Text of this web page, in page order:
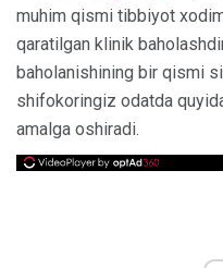
muhim qismi tibbiyot
qaratilgan klinik
baholanishining bir qismi
shifokoringiz odatda
amalga oshiradi.